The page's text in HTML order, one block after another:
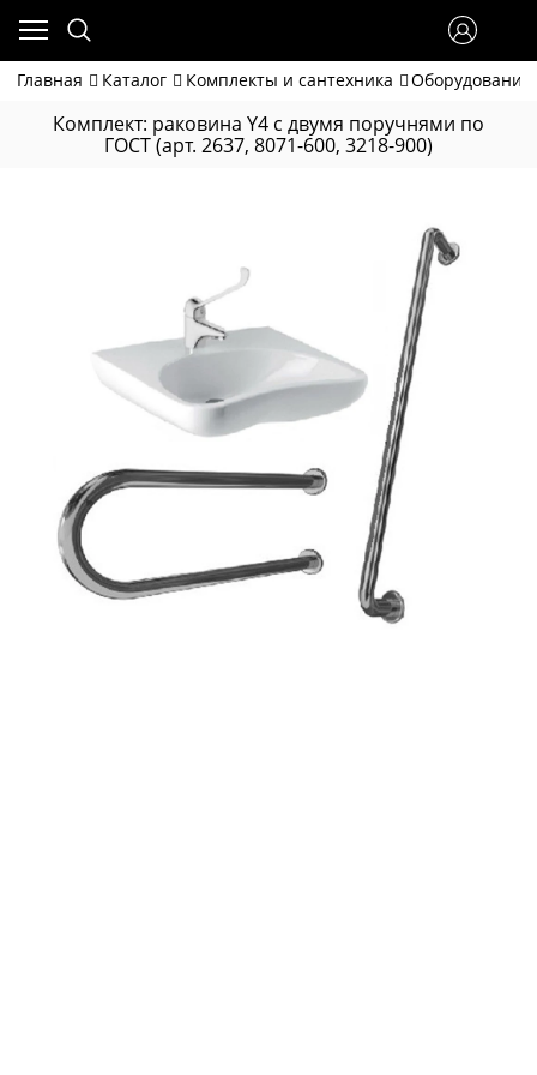
Главная Каталог Комплекты и сантехника Оборудование
Комплект: раковина Y4 с двумя поручнями по
ГОСТ (арт. 2637, 8071-600, 3218-900)